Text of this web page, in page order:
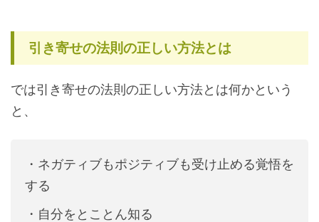
引き寄せの法則の正しい方法とは
では引き寄せの法則の正しい方法とは何かという
と、
・ネガティブもポジティブも受け止める覚悟を
する
・自分をとことん知る